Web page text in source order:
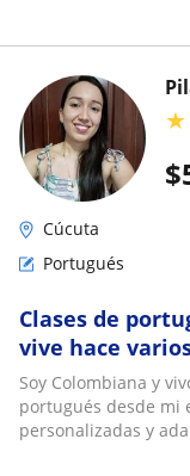
$
★
Cúcuta
Portugués
Clases de
vive hace
Soy Colombiana y
portugués desde mi
personalizadas y